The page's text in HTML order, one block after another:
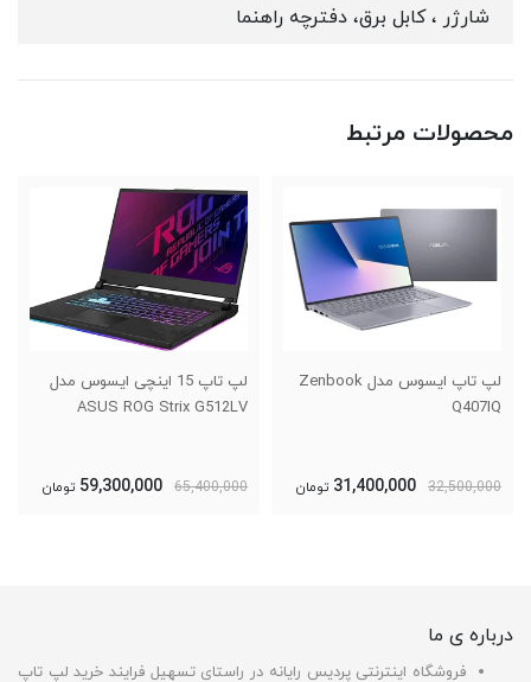
شارژر ، کابل برق، دفترچه راهنما
محصولات مرتبط
لپ تاپ ایسوس مدل Zenbook
Q407IQ
32,500,000
31,400,000 تومان
لپ تاپ 15 اینچی ایسوس مدل
ASUS ROG Strix G512LV
65,400,000
59,300,000 تومان
درباره ی ما
فروشگاه اینترنتی پردیس رایانه در راستای تسهیل فرایند خرید لپ تاپ